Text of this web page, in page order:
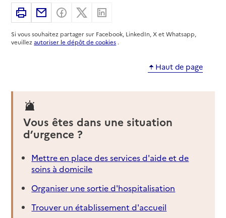
04 95 47 26 44
Rapport HAS
Voir la fiche
Service autonomie à domicile (aide)
Amapa
Adresse
Route Royale Résidence Bella Vista, RDC Bâtiment D
20600-Bastia
04 95 31 61 70
Contact
Rapport HAS
Voir la fiche
Source des données : Finess n° 2B0006126
ImprimerPartager par email
Partager sur Facebook
Partager sur X
Si vous souhaitez partager sur Facebook, LinkedIn, X et Whatsapp,
veuillezautoriser le dépôt de cookies .
Haut de page
Vous êtes dans une situation
d’urgence ?
Mettre en place des services d'aide et de
soins à domicile
Organiser une sortie d'hospitalisation
Trouver un établissement d'accueil